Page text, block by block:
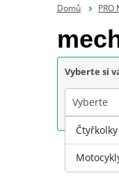
Domů PRO
Vyberte si
Vyberte
Čtyřkolky